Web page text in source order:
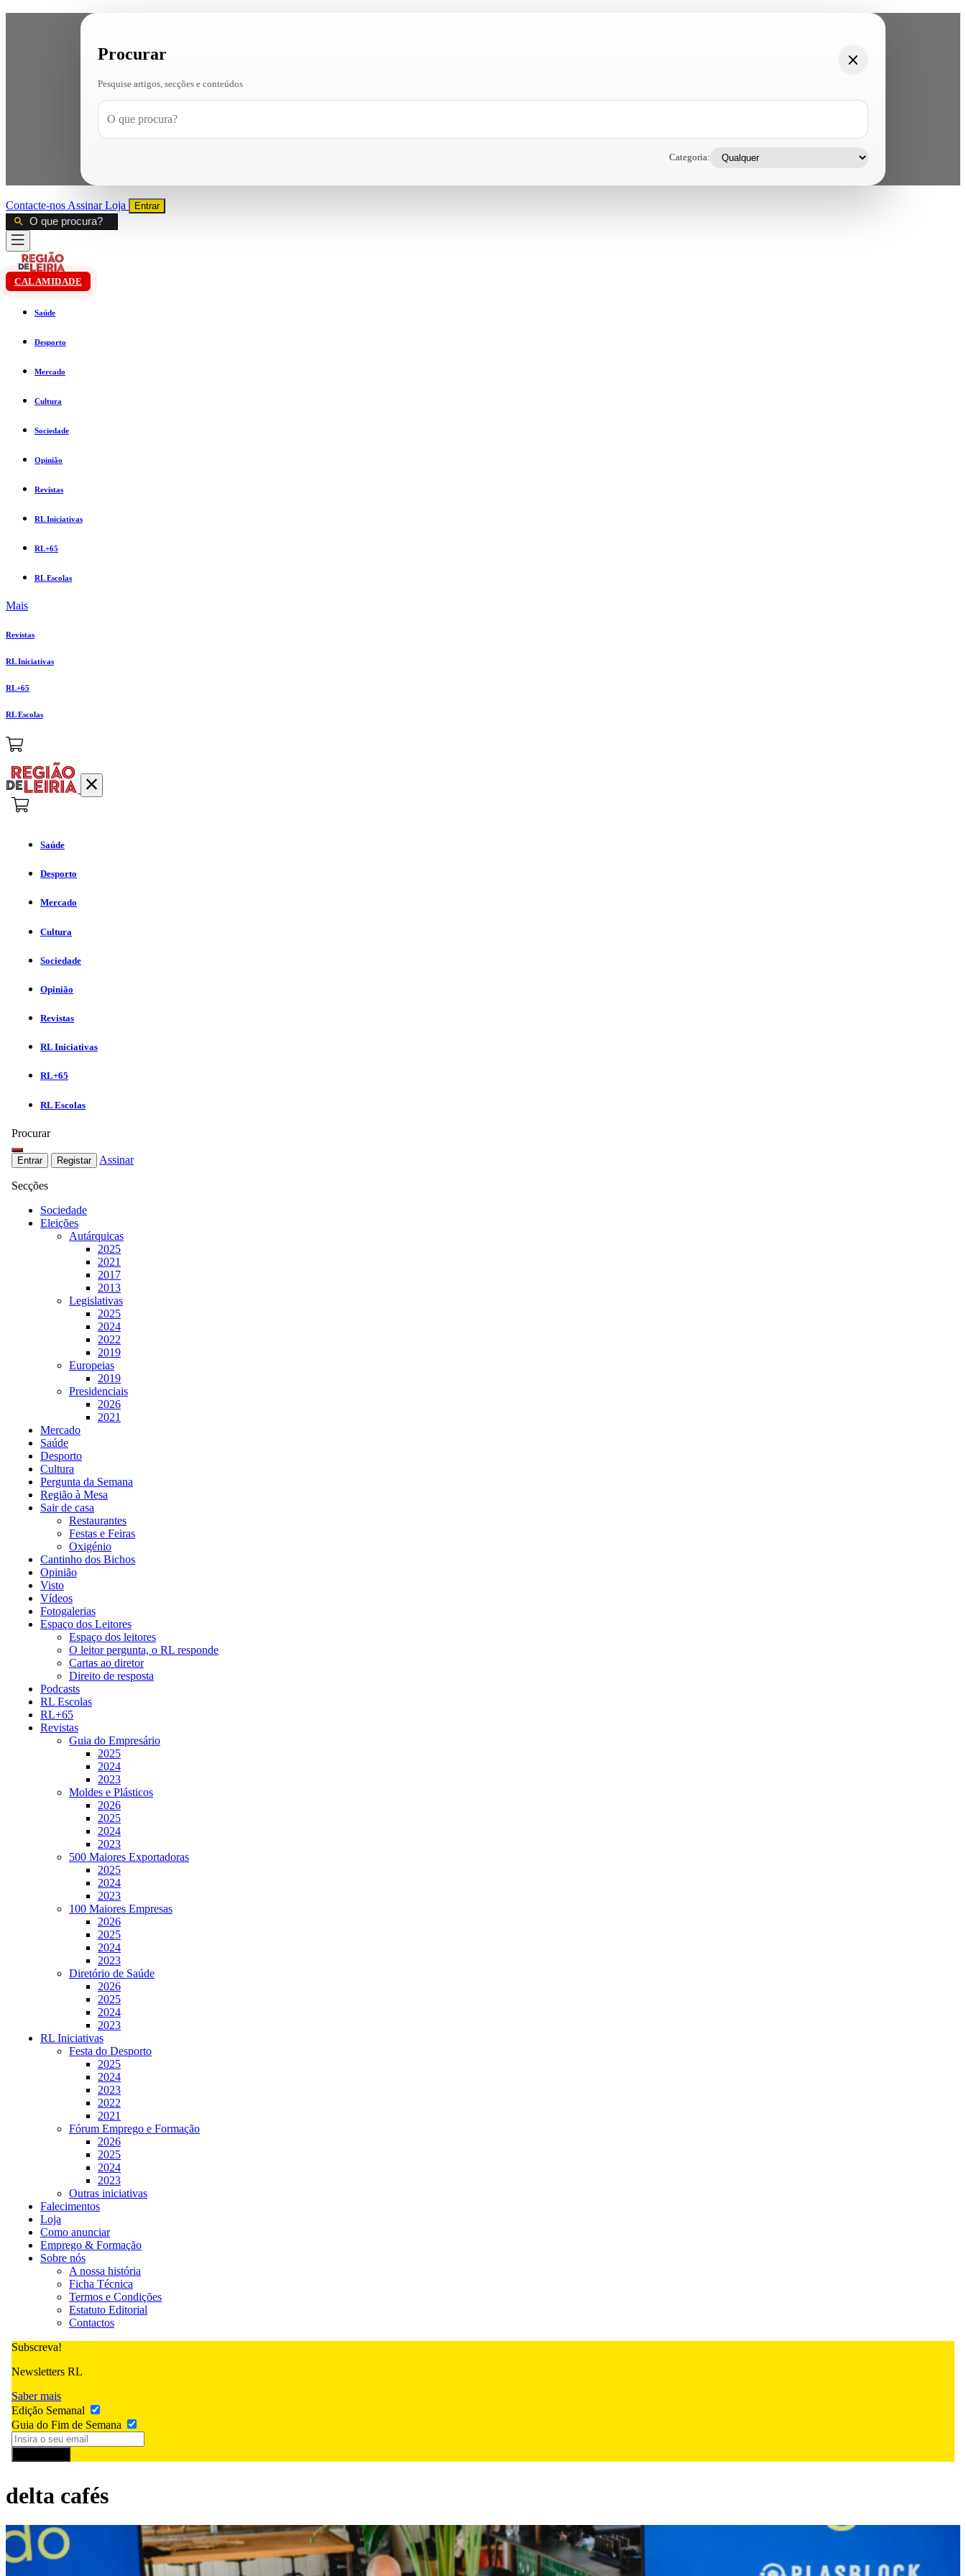
Procurar
Pesquise artigos, secções e conteúdos
Categoria:
Contacte-nos AssinarLoja Entrar
CALAMIDADE
Saúde
Desporto
Mercado
Cultura
Sociedade
Opinião
Revistas
RL Iniciativas
RL+65
RL Escolas
Mais
Revistas
RL Iniciativas
RL+65
RL Escolas
Saúde
Desporto
Mercado
Cultura
Sociedade
Opinião
Revistas
RL Iniciativas
RL+65
RL Escolas
Procurar
Entrar Registar Assinar
Secções
Sociedade
Eleições
Autárquicas
2025
2021
2017
2013
Legislativas
2025
2024
2022
2019
Europeias
2019
Presidenciais
2026
2021
Mercado
Saúde
Desporto
Cultura
Pergunta da Semana
Região à Mesa
Sair de casa
Restaurantes
Festas e Feiras
Oxigénio
Cantinho dos Bichos
Opinião
Visto
Vídeos
Fotogalerias
Espaço dos Leitores
Espaço dos leitores
O leitor pergunta, o RL responde
Cartas ao diretor
Direito de resposta
Podcasts
RL Escolas
RL+65
Revistas
Guia do Empresário
2025
2024
2023
Moldes e Plásticos
2026
2025
2024
2023
500 Maiores Exportadoras
2025
2024
2023
100 Maiores Empresas
2026
2025
2024
2023
Diretório de Saúde
2026
2025
2024
2023
RL Iniciativas
Festa do Desporto
2025
2024
2023
2022
2021
Fórum Emprego e Formação
2026
2025
2024
2023
Outras iniciativas
Falecimentos
Loja
Como anunciar
Emprego & Formação
Sobre nós
A nossa história
Ficha Técnica
Termos e Condições
Estatuto Editorial
Contactos
Subscreva!
Newsletters RL
Saber mais
Edição Semanal
Guia do Fim de Semana
delta cafés